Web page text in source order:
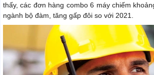
thấy, các đơn hàng combo 6 máy chiếm
ngành bộ đàm, tăng gấp đôi so với 2021.